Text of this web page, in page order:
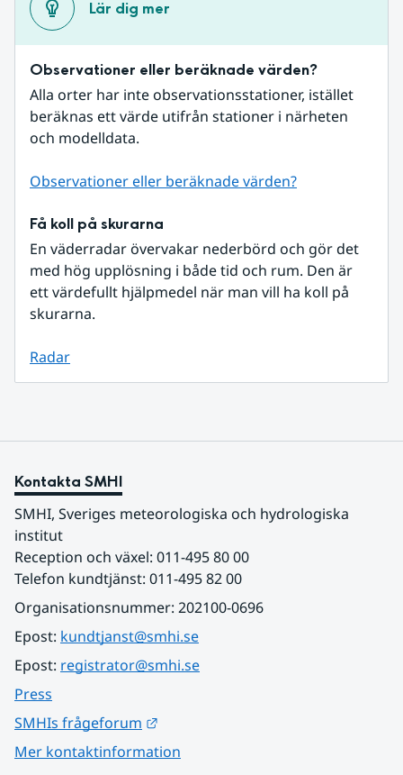
Lär dig mer
Observationer eller beräknade värden?
Alla orter har inte observationsstationer, istället
beräknas ett värde utifrån stationer i närheten
och modelldata.
Observationer eller beräknade värden?
Få koll på skurarna
En väderradar övervakar nederbörd och gör det
med hög upplösning i både tid och rum. Den är
ett värdefullt hjälpmedel när man vill ha koll på
skurarna.
Radar
Kontakta SMHI
SMHI, Sveriges meteorologiska och hydrologiska
institut
Reception och växel: 011-495 80 00
Telefon kundtjänst: 011-495 82 00
Organisationsnummer: 202100-0696
Epost: kundtjanst@smhi.se
Epost: registrator@smhi.se
Press
SMHIs frågeforum
Mer kontaktinformation